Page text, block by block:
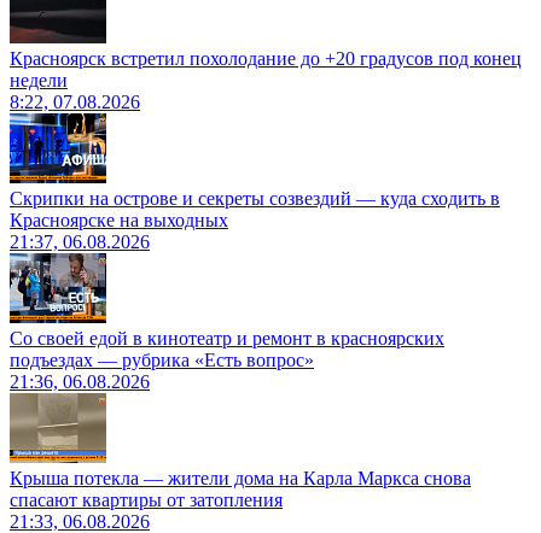
Красноярск встретил похолодание до +20 градусов под конец
недели
8:22, 07.08.2026
Скрипки на острове и секреты созвездий — куда сходить в
Красноярске на выходных
21:37, 06.08.2026
Со своей едой в кинотеатр и ремонт в красноярских
подъездах — рубрика «Есть вопрос»
21:36, 06.08.2026
Крыша потекла — жители дома на Карла Маркса снова
спасают квартиры от затопления
21:33, 06.08.2026